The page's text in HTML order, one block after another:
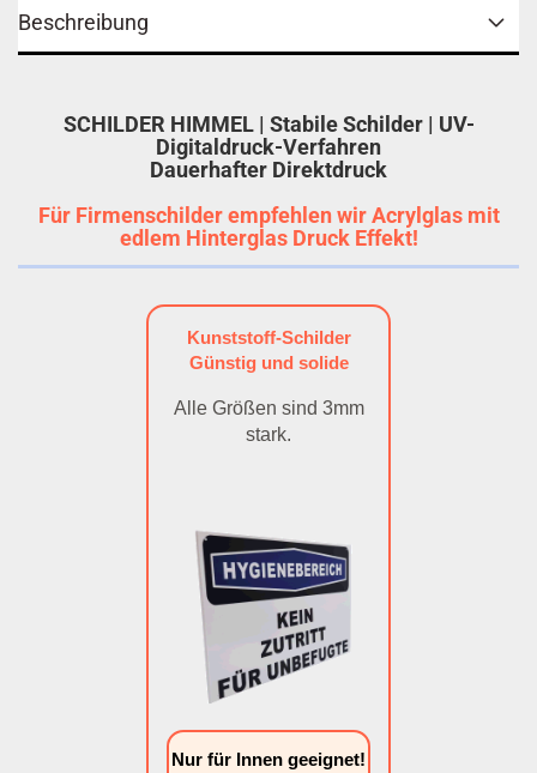
Beschreibung
SCHILDER HIMMEL | Stabile Schilder | UV-
Digitaldruck-Verfahren
Dauerhafter Direktdruck
Für Firmenschilder empfehlen wir Acrylglas mit
edlem Hinterglas Druck Effekt!
Kunststoff-Schilder
Günstig und solide
Alle Größen sind 3mm
stark.
Nur für Innen geeignet!